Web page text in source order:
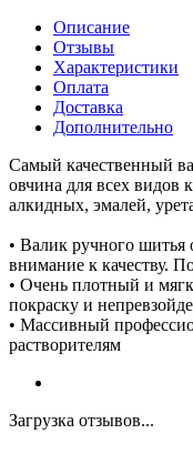
Описание
Отзывы
Характеристики
Оплата
Доставка
Дополнительно
Самый качественный
овчина для всех видов
алкидных, эмалей,
• Валик ручного шитья
внимание к качеству.
• Очень плотный и
покраску и
• Массивный
растворителям
Загрузка отзывов...